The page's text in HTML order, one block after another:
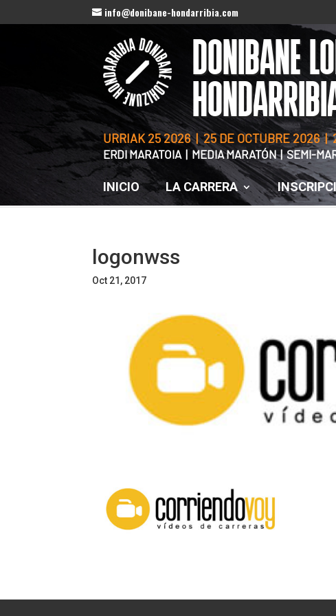
info@donibane-hondarribia.com
DONIBANE
URRIAK 25 2026 | 25 DE OCTUBRE 2026 |
ERDI MARATOIA | MEDIA MARATÓN | SEMI-
INICIO LA CARRERA
logonwss
Oct 21, 2017